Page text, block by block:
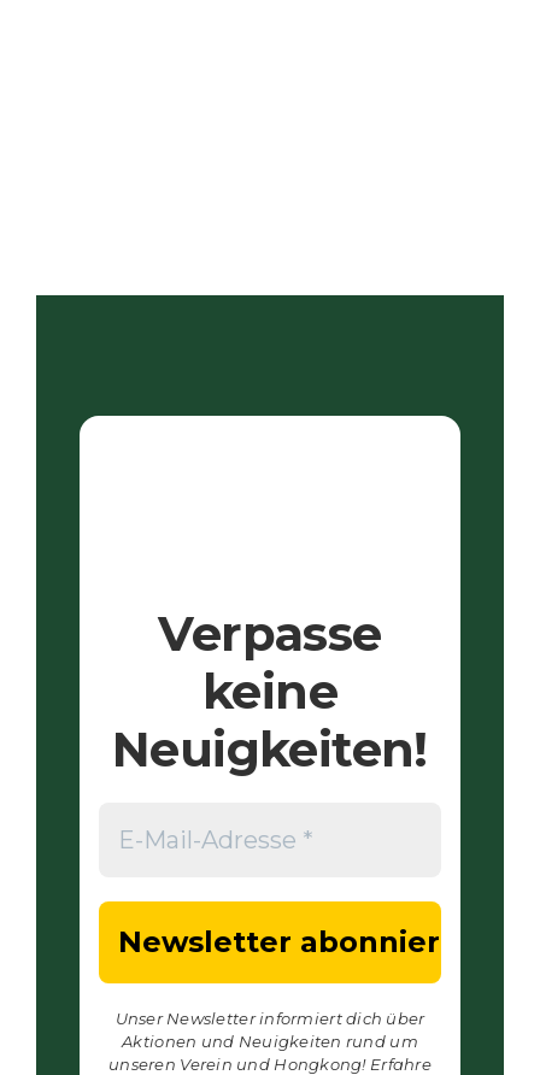
Verpasse
keine
Neuigkeiten!
Unser Newsletter informiert dich über
Aktionen und Neuigkeiten rund um
unseren Verein und Hongkong! Erfahre